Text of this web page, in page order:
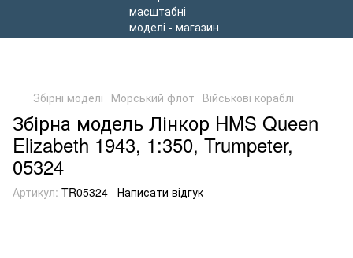
Збірні моделі Морський флот Військові кораблі
Збірна модель Лінкор HMS Queen
Elizabeth 1943, 1:350, Trumpeter,
05324
Артикул: TR05324 Написати відгук